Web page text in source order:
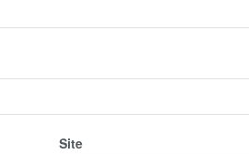
Site